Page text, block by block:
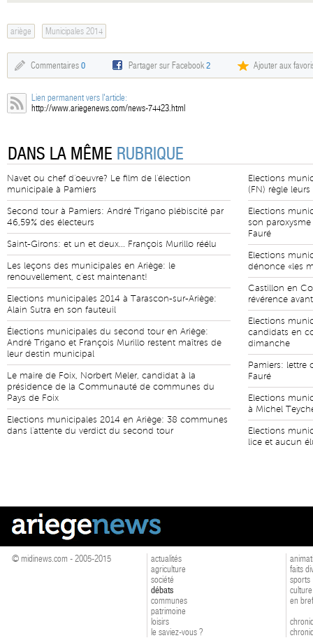
ariège Municipales 2014
Commentaires 0 Partager sur Facebook2 Ajouter aux
Lien permanent vers l'article:
http://www.ariegenews.com/news-74423.html
DANS LA MÊME RUBRIQUE
Navet ou chef d'oeuvre? Le film de l'élection
municipale à Pamiers
Second tour à Pamiers: André Trigano plébiscité par
46,59% des électeurs
Saint-Girons: et un et deux... François Murillo réélu
Les leçons des municipales en Ariège: le
renouvellement, c'est maintenant!
Elections municipales 2014 à Tarascon-sur-Ariège:
Alain Sutra en son fauteuil
Élections municipales du second tour en Ariège:
André Trigano et François Murillo restent maîtres de
leur destin municipal
Le maire de Foix, Norbert Meler, candidat à la
présidence de la Communauté de communes du
Pays de Foix
Elections municipales 2014 en Ariège: 38 communes
dans l'attente du verdict du second tour
Elections
(FN) règle
Elections
son
Fauré
Elections
dénonce «les
Castillon en
révérence
Elections
candidats en
dimanche
Pamiers: lettre
Fauré
Elections
à Michel
Elections
lice et aucun
© midinews.com - 2005-2015
actualités
agriculture
société
débats
communes
patrimoine
loisirs
le saviez-vous ?
faits
sports
culture
en bref